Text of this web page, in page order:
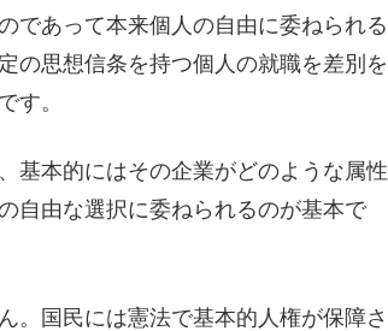
であって本来個人の自由に委ねられる
の思想信条を持つ個人の就職を差別を
す。
基本的にはその企業がどのような属性
自由な選択に委ねられるのが基本で
。国民には憲法で基本的人権が保障さ